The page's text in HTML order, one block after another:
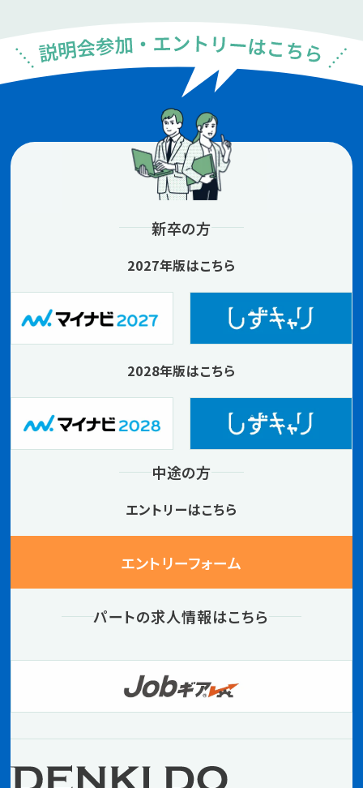
新卒の方
2027年版はこちら
2028年版はこちら
中途の方
エントリーはこちら
エントリーフォーム
パートの求人情報はこちら